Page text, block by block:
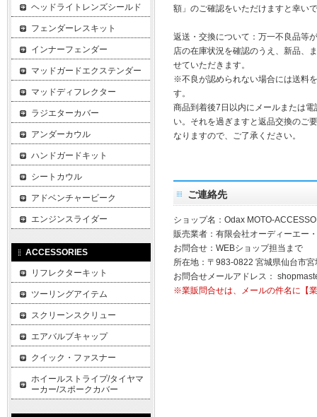
額」のご確認をいただけますと幸い
返送・交換について：万一不良品等
店の在庫状況を確認のうえ、新品、
せていただきます。
※不良が認められない場合には送料
す。
商品到着後7日以内にメールまたは
い。それを過ぎますと返品交換のご
なりますので、ご了承ください。
ご連絡先
ショップ名：Odax MOTO-
販売業者：有限会社オーディーエー
お問合せ：WEBショップ担当まで
所在地：〒983-0822 宮城県仙台市
お問合せメールアドレス：
※業販問合せは、メールの件名に【
ヘッドライトレンズシールド
フェンダーレスキット
インナーフェンダー
マッドガードエクステンダー
マッドディフレクター
ラジエターカバー
アンダーカウル
ハンドガードキット
シートカウル
アドベンチャービーク
エンジンスライダー
ACCESSORIES
リフレクターキット
ツーリングアイテム
スクリーンスクリュー
エアバルブキャップ
クイック・ファスナー
ホイールストライプ/タイヤマ
ーカー/スポークカバー